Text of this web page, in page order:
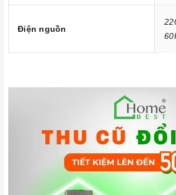
Đến vớiHome Best, chúng tôi tự hào cung
máy hút khói Mallocanổi
chất lượng và nguồn gốc sản phẩm chính
tin mang đến cho quý khách hàng dịch vụ
hàng tận tâm và chính sách bảo hành, hậu
Xem thêm tại đây: Home Best Care -
Điện nguồn